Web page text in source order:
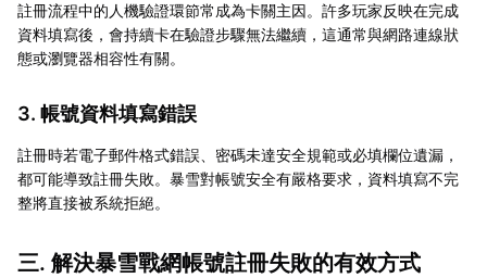
註冊流程中的人機驗證環節常成為卡關主因。許多玩家反映在完成
資料填寫後，會持續卡在驗證步驟無法繼續，這通常與網路連線狀
態或瀏覽器相容性有關。
3. 帳號資料填寫錯誤
註冊時若電子郵件格式錯誤、密碼未達安全規範或必填欄位遺漏，
都可能導致註冊失敗。暴雪對帳號安全有嚴格要求，資料填寫不完
整將直接被系統拒絕。
三. 解決暴雪戰網帳號註冊失敗的有效方式